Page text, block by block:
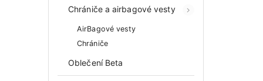
Chrániče a airbagové vesty
AirBagové vesty
Chrániče
Oblečení Beta